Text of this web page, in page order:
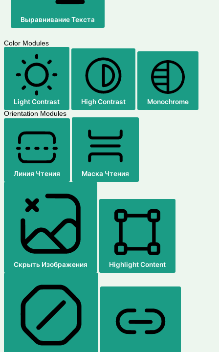
Выравнивание Текста
Color Modules
Light Contrast High Contrast Monochrome
Orientation Modules
Линия Чтения Маска Чтения
Скрыть Изображения Highlight Content